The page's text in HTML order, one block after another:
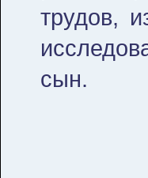
трудов,
сын.